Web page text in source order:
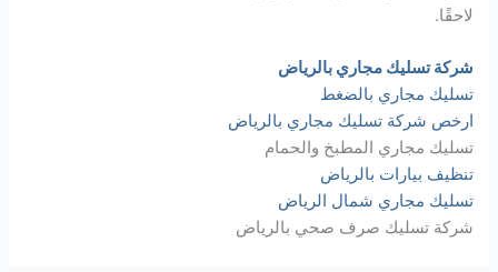
لاحقًا.
شركة تسليك مجاري بالرياض
تسليك مجاري بالضغط
ارخص شركة تسليك مجاري بالرياض
تسليك مجاري المطبخ والحمام
تنظيف بيارات بالرياض
تسليك مجاري شمال الرياض
شركة تسليك صرف صحي بالرياض